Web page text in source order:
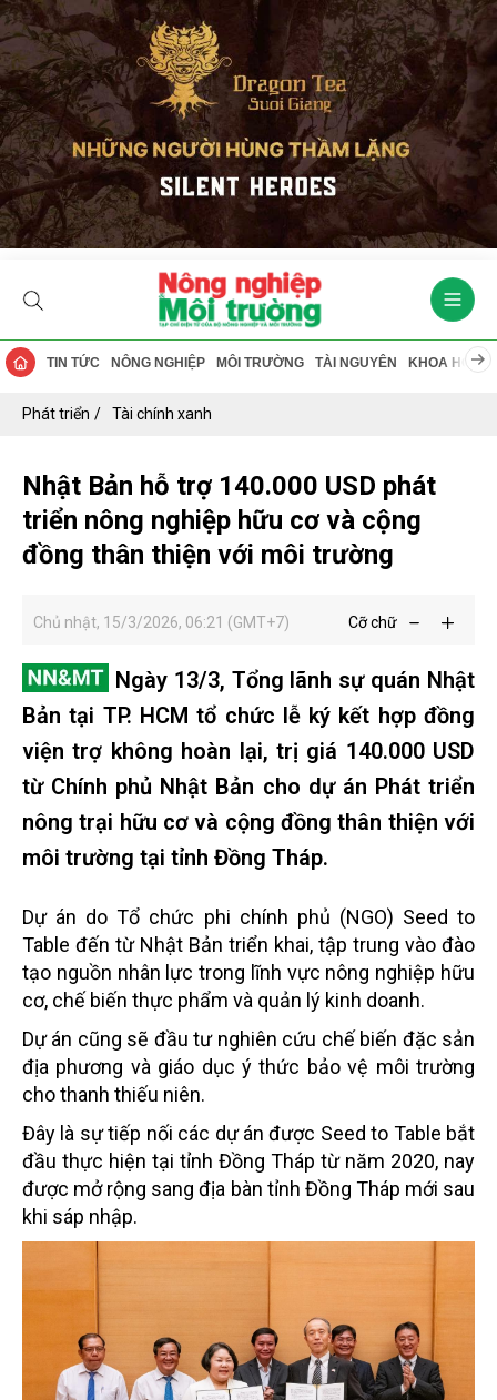
TIN TỨC NÔNG NGHIỆP MÔI TRƯỜNG TÀI NGUYÊN KHOA HỌC
Phát triển Tài chính xanh
Nhật Bản hỗ trợ 140.000 USD phát
triển nông nghiệp hữu cơ và cộng
đồng thân thiện với môi trường
Chủ nhật, 15/3/2026, 06:21 (GMT+7) Cỡ chữ
Ngày 13/3, Tổng lãnh sự quán Nhật
Bản tại TP. HCM tổ chức lễ ký kết hợp đồng
viện trợ không hoàn lại, trị giá 140.000 USD
từ Chính phủ Nhật Bản cho dự án Phát triển
nông trại hữu cơ và cộng đồng thân thiện với
môi trường tại tỉnh Đồng Tháp.
Dự án do Tổ chức phi chính phủ (NGO) Seed to
Table đến từ Nhật Bản triển khai, tập trung vào đào
tạo nguồn nhân lực trong lĩnh vực nông nghiệp hữu
cơ, chế biến thực phẩm và quản lý kinh doanh.
Dự án cũng sẽ đầu tư nghiên cứu chế biến đặc sản
địa phương và giáo dục ý thức bảo vệ môi trường
cho thanh thiếu niên.
Đây là sự tiếp nối các dự án được Seed to Table bắt
đầu thực hiện tại tỉnh Đồng Tháp từ năm 2020, nay
được mở rộng sang địa bàn tỉnh Đồng Tháp mới sau
khi sáp nhập.